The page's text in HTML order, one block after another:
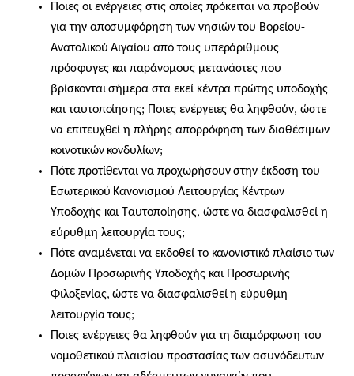
Ποιες οι ενέργειες στις οποίες πρόκειται να προβούν
για την αποσυμφόρηση των νησιών του Βορείου-
Ανατολικού Αιγαίου από τους υπεράριθμους
πρόσφυγες και παράνομους μετανάστες που
βρίσκονται σήμερα στα εκεί κέντρα πρώτης υποδοχής
και ταυτοποίησης; Ποιες ενέργειες θα ληφθούν, ώστε
να επιτευχθεί η πλήρης απορρόφηση των διαθέσιμων
κοινοτικών κονδυλίων;
Πότε προτίθενται να προχωρήσουν στην έκδοση του
Εσωτερικού Κανονισμού Λειτουργίας Κέντρων
Υποδοχής και Ταυτοποίησης, ώστε να διασφαλισθεί η
εύρυθμη λειτουργία τους;
Πότε αναμένεται να εκδοθεί το κανονιστικό πλαίσιο των
Δομών Προσωρινής Υποδοχής και Προσωρινής
Φιλοξενίας, ώστε να διασφαλισθεί η εύρυθμη
λειτουργία τους;
Ποιες ενέργειες θα ληφθούν για τη διαμόρφωση του
νομοθετικού πλαισίου προστασίας των ασυνόδευτων